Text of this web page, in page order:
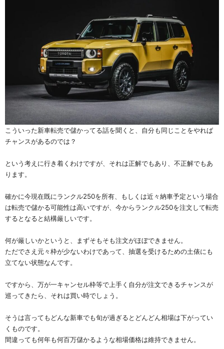
こういった新車転売で儲かってる話を聞くと、自分も同じことをやれば
チャンスがあるのでは？
という考えに行き着くわけですが、それは正解でもあり、不正解でもあ
ります。
確かに今現在既にランクル250を所有、もしくは近々納車予定という場合
は転売で儲かる可能性は高いですが、今からランクル250を注文して転売
するとなると結構厳しいです。
何が厳しいかというと、まずそもそも注文がほぼできません。
ただでさえ元々枠が少ないわけであって、抽選を受けるための土俵にも
立てない状態なんです。
ですから、万が一キャンセル枠等で上手く自分が注文できるチャンスが
巡ってきたら、それは買い時でしょう。
そうは言ってもどんな新車でも旬が過ぎるとどんどん相場は下がってい
くものです。
間違っても何年も何百万儲かるような相場価格は維持できません。